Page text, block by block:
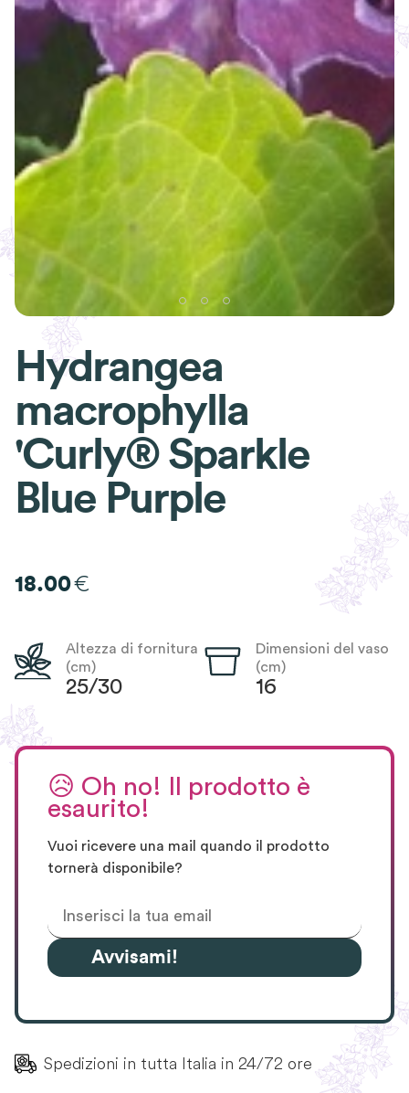
Hydrangea
macrophylla
'Curly® Sparkle
Blue Purple
18.00€
Altezza di fornitura
(cm)
25/30
Dimensioni del vaso
(cm)
16
😥 Oh no! Il prodotto è
esaurito!
Vuoi ricevere una mail quando il prodotto
tornerà disponibile?
Avvisami!
Spedizioni in tutta Italia in 24/72 ore